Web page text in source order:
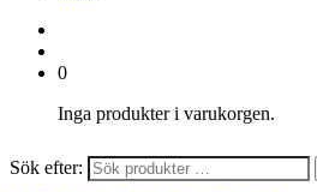
0
Inga produkter i varukorgen.
Sök efter: